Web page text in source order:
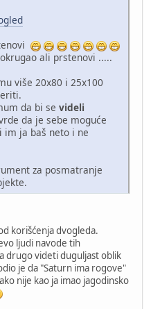
ali prstenovi .....
više 20x80 i 25x100
da bi se videli
da je sebe moguće
im ja baš neto i ne
za posmatranje
korišćenja dvogleda.
ljudi navode tih
drugo videti duguljast oblik
je da "Saturn ima rogove"
nije kao ja imao jagodinsko